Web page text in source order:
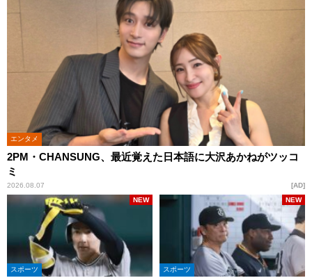
エンタメ
2PM・CHANSUNG、最近覚えた日本語に大沢あかねがツッコ
ミ
2026.08.07 AD
スポーツ
NEW
スポーツ
NEW